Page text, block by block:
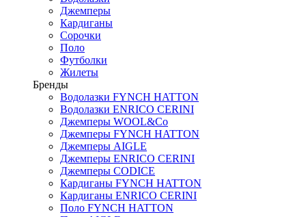
Джемперы
Кардиганы
Сорочки
Поло
Футболки
Жилеты
Бренды
Водолазки FYNCH HATTON
Водолазки ENRICO CERINI
Джемперы WOOL&Co
Джемперы FYNCH HATTON
Джемперы AIGLE
Джемперы ENRICO CERINI
Джемперы CODICE
Кардиганы FYNCH HATTON
Кардиганы ENRICO CERINI
Поло FYNCH HATTON